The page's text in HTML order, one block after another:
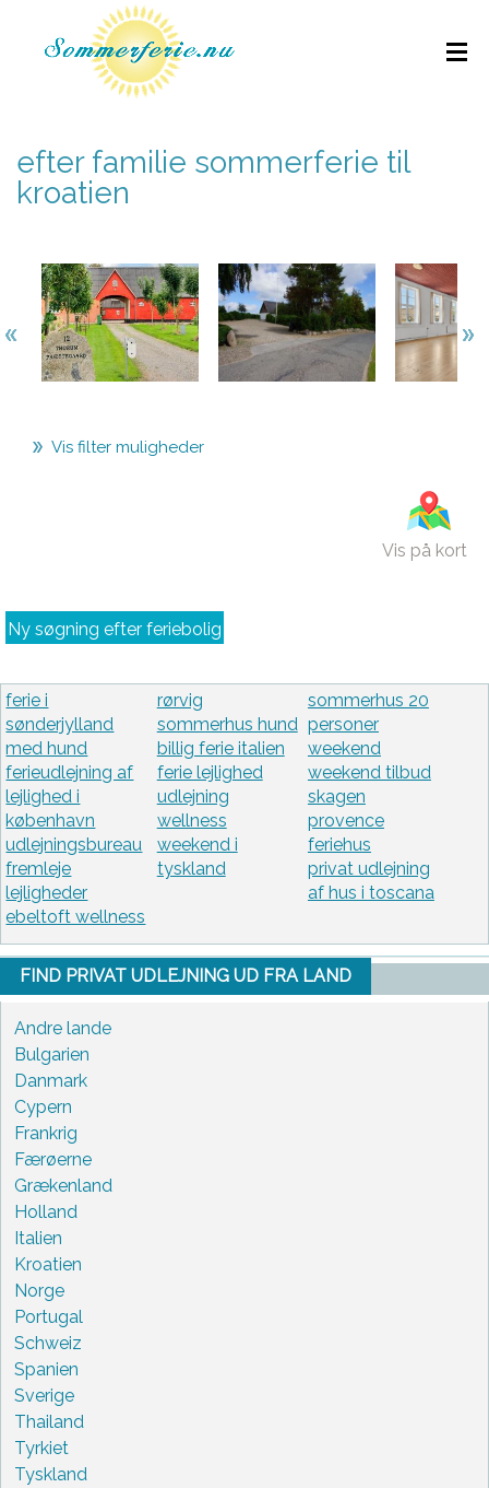
efter familie sommerferie til
kroatien
Vis filter muligheder
Vis på kort
Ny søgning efter feriebolig
ferie i
sønderjylland
med hund
ferieudlejning af
lejlighed i
københavn
udlejningsbureau
fremleje
lejligheder
ebeltoft wellness
rørvig
sommerhus hund
billig ferie italien
ferie lejlighed
udlejning
wellness
weekend i
tyskland
sommerhus 20
personer
weekend
weekend tilbud
skagen
provence
feriehus
privat udlejning
af hus i toscana
FIND PRIVAT UDLEJNING UD FRA LAND
Andre lande
Bulgarien
Danmark
Cypern
Frankrig
Færøerne
Grækenland
Holland
Italien
Kroatien
Norge
Portugal
Schweiz
Spanien
Sverige
Thailand
Tyrkiet
Tyskland